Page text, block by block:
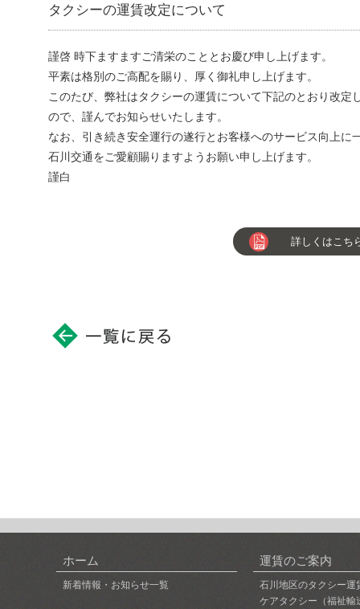
タクシーの運賃改定について
謹啓 時下ますますご清栄のこととお慶び申し上げます。
平素は格別のご高配を賜り、厚く御礼申し上げます。
このたび、弊社はタクシーの運賃について下記のとおり改
ので、謹んでお知らせいたします。
なお、引き続き安全運行の遂行とお客様へのサービス向上
石川交通をご愛顧賜りますようお願い申し上げます。
謹白
詳しくはこち
ホーム
新着情報・お知らせ一覧
運賃のご案内
石川地区のタクシー運
ケアタクシー（福祉輸